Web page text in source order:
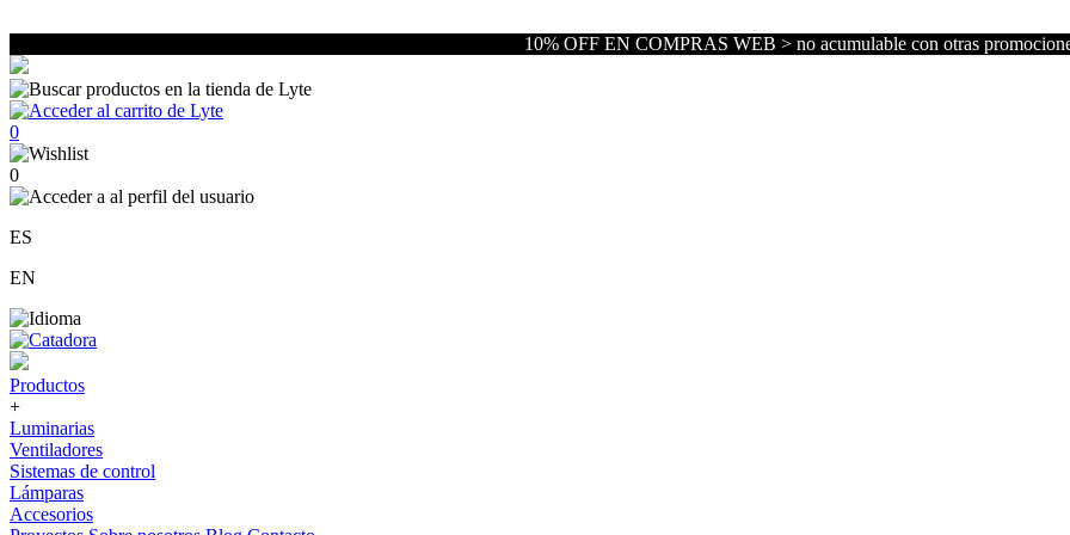
10% OFF EN COMPRAS WEB > no acumulable con otras
0
0
ES
EN
Productos
+
Luminarias
Ventiladores
Sistemas de control
Lámparas
Accesorios